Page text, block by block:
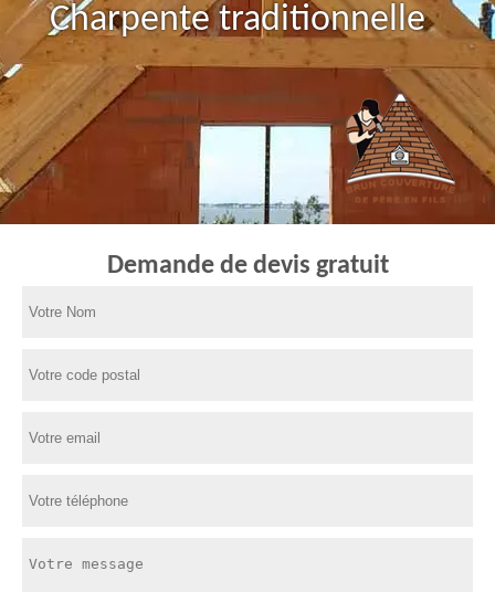
Charpente traditionnelle
Demande de devis gratuit